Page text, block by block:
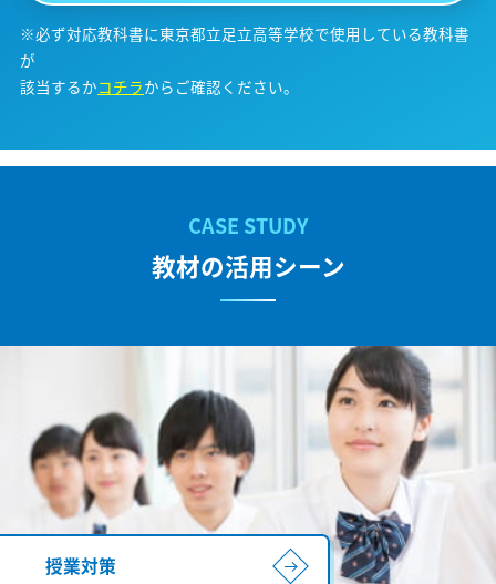
※必ず対応教科書に東京都立足立高等学校で使用している教科書
が
該当するかコチラからご確認ください。
教材の活用シーン
授業対策